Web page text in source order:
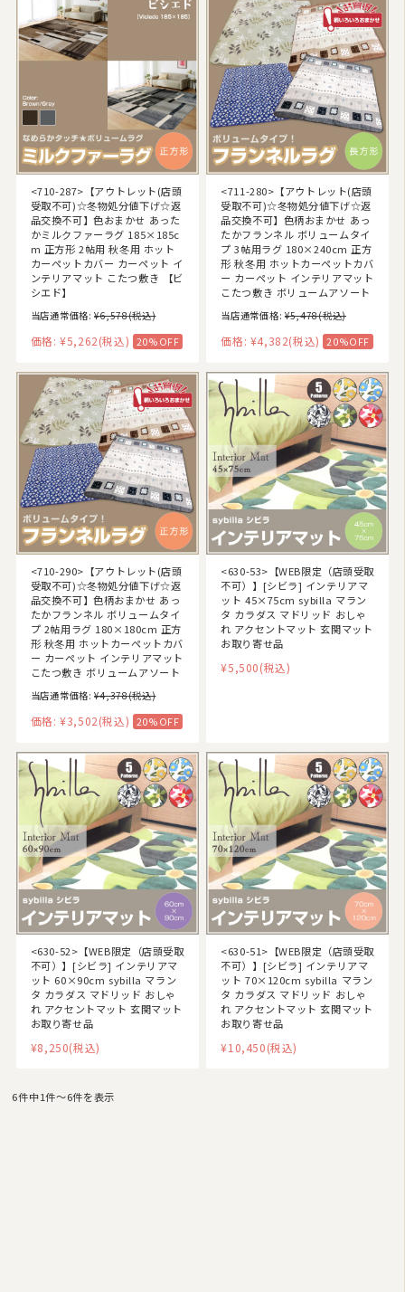
<710-287>【アウトレット(店頭
受取不可)☆冬物処分値下げ☆返
品交換不可】色おまかせ あった
かミルクファーラグ 185×185c
m 正方形 2帖用 秋冬用 ホット
カーペットカバー カーペット イ
ンテリアマット こたつ敷き 【ビ
シエド】
当店通常価格: ¥6,578(税込)
価格: ¥5,262(税込) 20%OFF
<711-280>【アウトレット(店頭
受取不可)☆冬物処分値下げ☆返
品交換不可】色柄おまかせ あっ
たかフランネル ボリュームタイ
プ 3帖用ラグ 180×240cm 正方
形 秋冬用 ホットカーペットカバ
ー カーペット インテリアマット
こたつ敷き ボリュームアソート
当店通常価格: ¥5,478(税込)
価格: ¥4,382(税込) 20%OFF
<710-290>【アウトレット(店頭
受取不可)☆冬物処分値下げ☆返
品交換不可】色柄おまかせ あっ
たかフランネル ボリュームタイ
プ 2帖用ラグ 180×180cm 正方
形 秋冬用 ホットカーペットカバ
ー カーペット インテリアマット
こたつ敷き ボリュームアソート
当店通常価格: ¥4,378(税込)
価格: ¥3,502(税込) 20%OFF
<630-53>【WEB限定（店頭受取
不可）】[シビラ] インテリアマ
ット 45×75cm sybilla マラン
タ カラダス マドリッド おしゃ
れ アクセントマット 玄関マット
お取り寄せ品
¥5,500(税込)
<630-52>【WEB限定（店頭受取
不可）】[シビラ] インテリアマ
ット 60×90cm sybilla マラン
タ カラダス マドリッド おしゃ
れ アクセントマット 玄関マット
お取り寄せ品
¥8,250(税込)
<630-51>【WEB限定（店頭受取
不可）】[シビラ] インテリアマ
ット 70×120cm sybilla マラン
タ カラダス マドリッド おしゃ
れ アクセントマット 玄関マット
お取り寄せ品
¥10,450(税込)
6件中1件〜6件を表示